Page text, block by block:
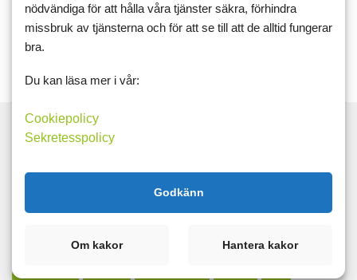
Läs mer Kommentera
Sök
nödvändiga för att hålla våra tjänster säkra, förhindra
missbruk av tjänsterna och för att se till att de alltid fungerar
bra.
Du kan läsa mer i vår:
Cookiepolicy
Sekretesspolicy
Godkänn
Om kakor Hantera kakor